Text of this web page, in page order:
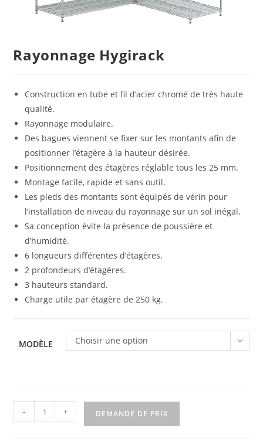
Rayonnage Hygirack
Construction en tube et fil d’acier chromé de très haute
qualité.
Rayonnage modulaire.
Des bagues viennent se fixer sur les montants afin de
positionner l’étagère à la hauteur désirée.
Positionnement des étagères réglable tous les 25 mm.
Montage facile, rapide et sans outil.
Les pieds des montants sont équipés de vérin pour
l’installation de niveau du rayonnage sur un sol inégal.
Sa conception évite la présence de poussière et
d’humidité.
6 longueurs différentes d’étagères.
2 profondeurs d’étagères.
3 hauteurs standard.
Charge utile par étagère de 250 kg.
MODÈLE Choisir une option
quantité
de
- + DEMANDE DE PRIX